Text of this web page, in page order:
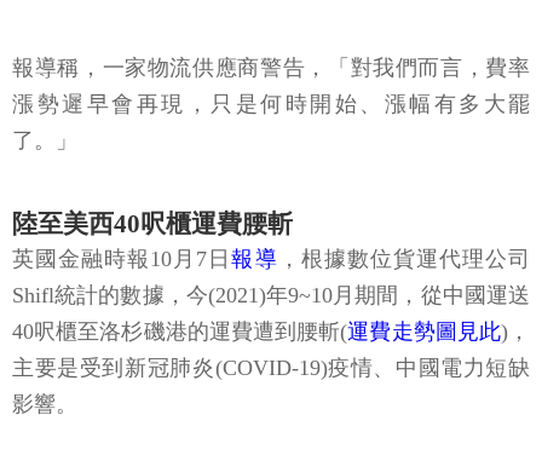
報導稱，一家物流供應商警告，「對我們而言，費率
漲勢遲早會再現，只是何時開始、漲幅有多大罷
了。」
陸至美西40呎櫃運費腰斬
英國金融時報10月7日報導 ，根據數位貨運代理公司
Shifl統計的數據，今(2021)年9~10月期間，從中國運送
40呎櫃至洛杉磯港的運費遭到腰斬(運費走勢圖見此)，
主要是受到新冠肺炎(COVID-19)疫情、中國電力短缺
影響。